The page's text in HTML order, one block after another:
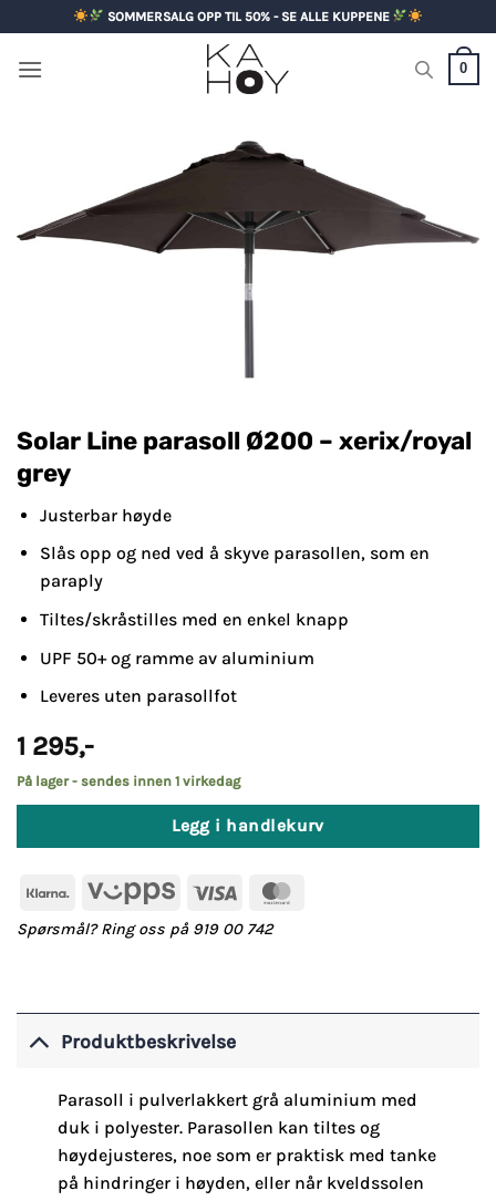
to
content
SOMMERSALG OPP TIL 50% - SE ALLE KUPPENE
0
Solar Line parasoll Ø200 – xerix/royal
grey
Justerbar høyde
Slås opp og ned ved å skyve parasollen, som en
paraply
Tiltes/skråstilles med en enkel knapp
UPF 50+ og ramme av aluminium
Leveres uten parasollfot
1 295,-
På lager - sendes innen 1 virkedag
Legg i handlekurv
Klarna Vipps Visa
Spørsmål? Ring oss på 919 00 742
Produktbeskrivelse
Parasoll i pulverlakkert grå aluminium med
duk i polyester. Parasollen kan tiltes og
høydejusteres, noe som er praktisk med tanke
på hindringer i høyden, eller når kveldssolen